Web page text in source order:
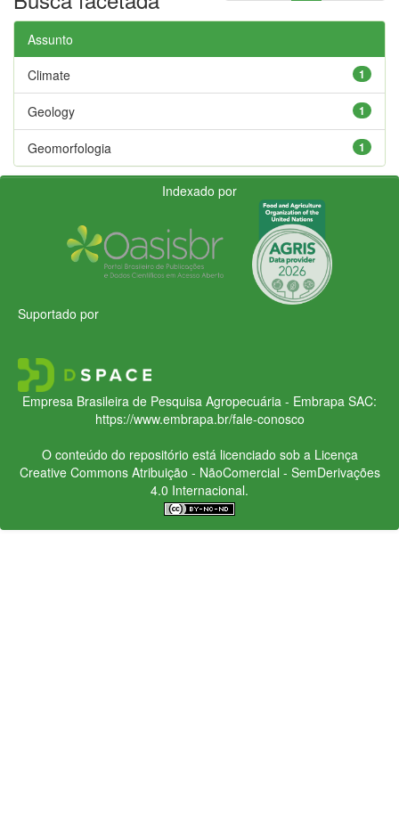
Assunto
1
Climate
1
Geology
1
Geomorfologia
Indexado por
Suportado por
Empresa Brasileira de Pesquisa Agropecuária - Embrapa SAC:
https://www.embrapa.br/fale-conosco
O conteúdo do repositório está licenciado sob a Licença
Creative CommonsAtribuição - NãoComercial - SemDerivações
4.0 Internacional.